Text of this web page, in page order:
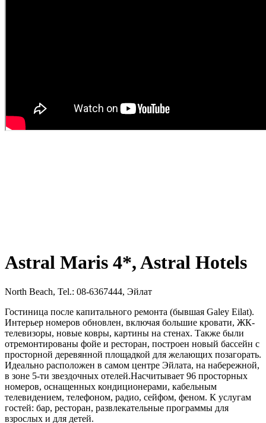
Astral Maris 4*, Astral Hotels
North Beach, Tel.: 08-6367444, Эйлат
Гостиница после капитального ремонта (бывшая Galey Eilat).
Интерьер номеров обновлен, включая большие кровати, ЖК-
телевизоры, новые ковры, картины на стенах. Также были
отремонтированы фойе и ресторан, построен новый бассейн с
просторной деревянной площадкой для желающих позагорать.
Идеально расположен в самом центре Эйлата, на набережной,
в зоне 5-ти звездочных отелей.Насчитывает 96 просторных
номеров, оснащенных кондиционерами, кабельным
телевидением, телефоном, радио, сейфом, феном. К услугам
гостей: бар, ресторан, развлекательные программы для
взрослых и для детей.